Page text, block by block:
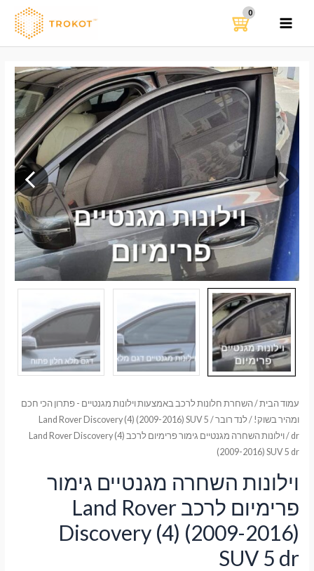
MAIN
עמוד הבית/השחרת חלונות לרכב באמצעות וילונות מגנטיים - פתרון הכי חכם
ומהיר בשוק! /לנד רובר/
Land Rover Discovery (4) (2009-2016) SUV 5
dr
/ וילונות השחרה מגנטיים גימור פרימיום לרכב Land Rover Discovery (4)
(2009-2016) SUV 5 dr
וילונות השחרה מגנטיים גימור
פרימיום לרכב Land Rover
Discovery (4) (2009-2016)
SUV 5 dr